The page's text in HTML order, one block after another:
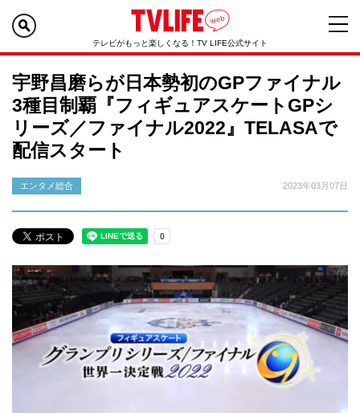
テレビがもっと楽しくなる！TV LIFE公式サイト
宇野昌磨らが日本勢初のGPファイナル
3種目制覇『フィギュアスケートGPシ
リーズ／ファイナル2022』TELASAで
配信スタート
エンタメ総合 2023年03月07日